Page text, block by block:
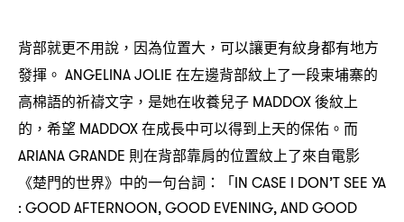
背部就更不用說 ， 因為位置大 ， 可以讓更有紋身都有地方
發揮。 ANGELINA JOLIE 在左邊背部紋上了一段柬埔寨的
高棉語的祈禱文字 ， 是她在收養兒子 MADDOX後紋上
的 ， 希望 MADDOX在成長中可以得到上天的保佑。而
ARIANA GRANDE 則在背部靠肩的位置紋上了來自電影
《楚門的世界》中的一句台詞 ： 「IN CASE I DON’T SEE YA
: GOOD AFTERNOON, GOOD EVENING, AND GOOD